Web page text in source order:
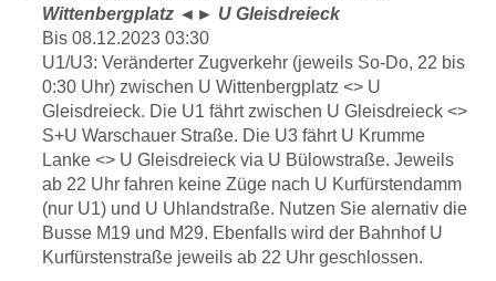
Wittenbergplatz ◄► U Gleisdreieck
Bis 08.12.2023 03:30
U1/U3: Veränderter Zugverkehr (jeweils So-Do, 22 bis
0:30 Uhr) zwischen U Wittenbergplatz <> U
Gleisdreieck. Die U1 fährt zwischen U Gleisdreieck <>
S+U Warschauer Straße. Die U3 fährt U Krumme
Lanke <> U Gleisdreieck via U Bülowstraße. Jeweils
ab 22 Uhr fahren keine Züge nach U Kurfürstendamm
(nur U1) und U Uhlandstraße. Nutzen Sie alernativ die
Busse M19 und M29. Ebenfalls wird der Bahnhof U
Kurfürstenstraße jeweils ab 22 Uhr geschlossen.